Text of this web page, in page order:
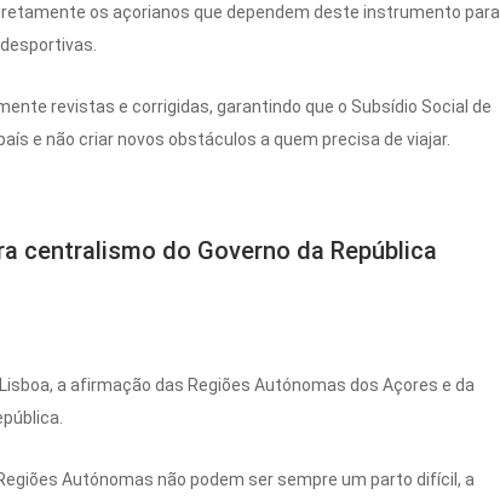
os açorianos que dependem deste instrumento para
revistas e corrigidas, garantindo que o Subsídio Social de
e não criar novos obstáculos a quem precisa de viajar.
centralismo do Governo da República
a afirmação das Regiões Autónomas dos Açores e da
Autónomas não podem ser sempre um parto difícil, a